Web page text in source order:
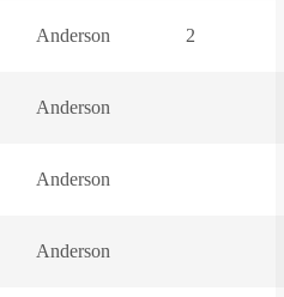
Anderson 2
Anderson
Anderson
Anderson